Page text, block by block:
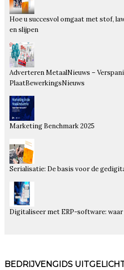
Hoe u succesvol omgaat met stof,
en slijpen
Adverteren MetaalNieuws –
PlaatBewerkingsNieuws
Marketing Benchmark 2025
Serialisatie: De basis voor de
Digitaliseer met ERP-software: waar
BEDRIJVENGIDS